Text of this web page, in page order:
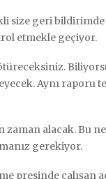
size geri
etmekle geçiyor.
Aynı raporu
zaman alacak. Bu
gerekiyor.
presinde çalışan